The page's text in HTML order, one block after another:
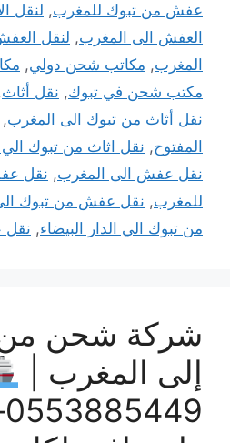
عفش من تبوك للمغرب, لنقل
العفش الى المغرب, لنقل
المغرب, مكاتب شحن دولي,
مكتب شحن في تبوك, نقل أثاث
نقل أثاث من تبوك الى المغرب,
المفتوح, نقل اثاث من تبوك
نقل عفش الى المغرب, نقل
للمغرب, نقل عفش من تبوك
من تبوك الي الدار البيضاء, نقل
شركة شحن من
إلى المغرب |